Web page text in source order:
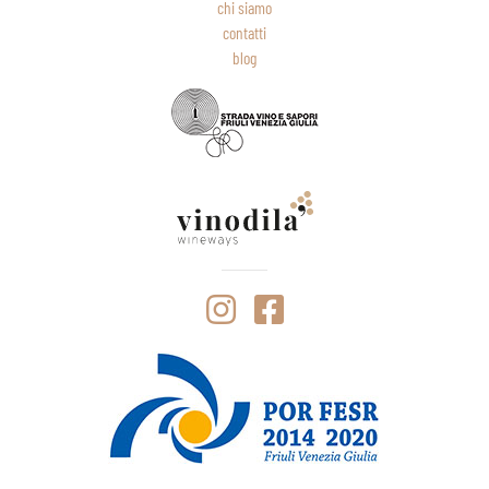
chi siamo
contatti
blog